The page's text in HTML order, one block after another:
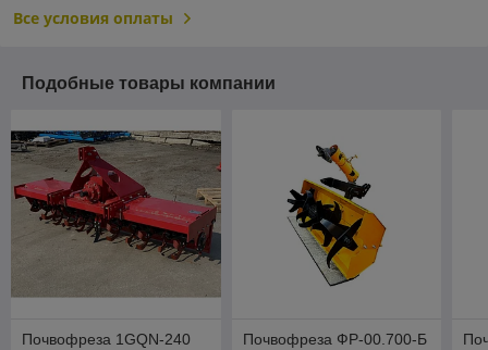
Все условия оплаты
Подобные товары компании
Почвофреза 1GQN-240
Почвофреза ФР-00.700-Б